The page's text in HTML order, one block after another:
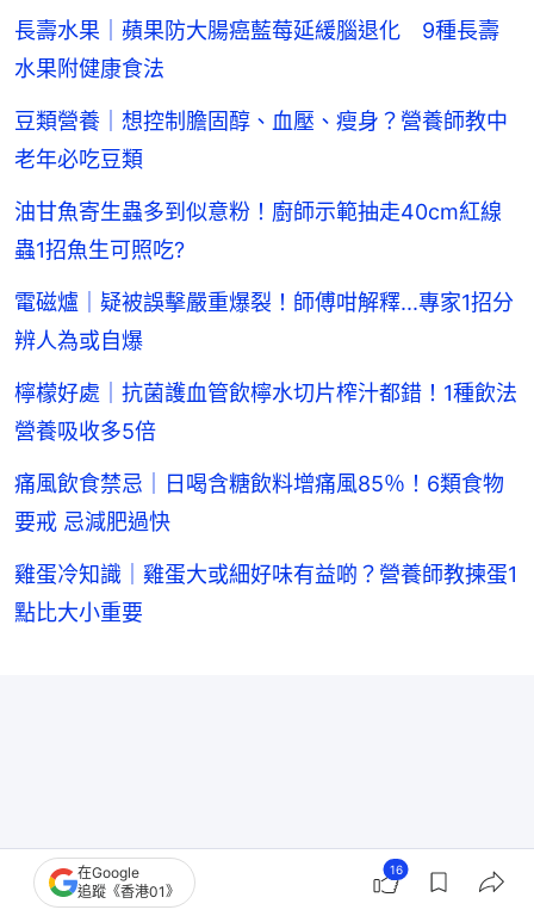
長壽水果｜蘋果防大腸癌藍莓延緩腦退化 9種長壽
水果附健康食法
豆類營養｜想控制膽固醇、血壓、瘦身？營養師教中
老年必吃豆類
油甘魚寄生蟲多到似意粉！廚師示範抽走40cm紅線
蟲1招魚生可照吃?
電磁爐｜疑被誤擊嚴重爆裂！師傅咁解釋...專家1招分
辨人為或自爆
檸檬好處｜抗菌護血管飲檸水切片榨汁都錯！1種飲法
營養吸收多5倍
痛風飲食禁忌｜日喝含糖飲料增痛風85％！6類食物
要戒 忌減肥過快
雞蛋冷知識｜雞蛋大或細好味有益啲？營養師教揀蛋1
點比大小重要
在Google
追蹤《香港01》
16